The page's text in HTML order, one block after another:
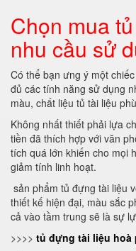
Chọn mua
nhu cầu sử
Có thể bạn ưng ý một
đủ các tính năng sử dụng
màu, chất liệu tủ tài liệu
Không nhất thiết phải lựa
tiền đã thích hợp với văn
tích quá lớn khiến cho mọi
giảm tính linh hoạt.
sản phẩm tủ đựng tài liệu
thiết kế hiện đại, màu sắc
cả vào tầm trung sẽ là sự
>>>> tủ đựng tài liệu hoà